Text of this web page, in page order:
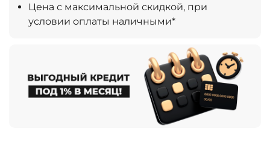
Цена с максимальной скидкой, при
условии оплаты наличными*